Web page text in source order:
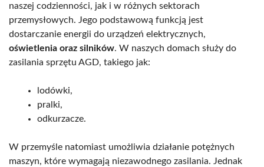
naszej codzienności, jak i w różnych sektorach
przemysłowych. Jego podstawową funkcją jest
dostarczanie energii do urządzeń elektrycznych,
oświetlenia oraz silników. W naszych domach służy do
zasilania sprzętu AGD, takiego jak:
lodówki,
pralki,
odkurzacze.
W przemyśle natomiast umożliwia działanie potężnych
maszyn, które wymagają niezawodnego zasilania. Jednak